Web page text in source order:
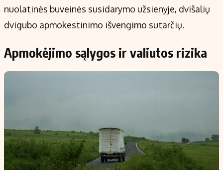
nuolatinės buveinės susidarymo užsienyje, dvišalių
dvigubo apmokestinimo išvengimo sutarčių.
Apmokėjimo sąlygos ir valiutos rizika